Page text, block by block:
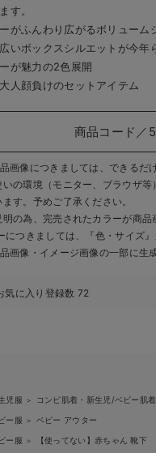
す。
がふんわり広がるボリューム
いボックスシルエットが今年
が魅力の2色展開
人顔負けのセットアイテム
商品コード／
画像につきましては、できるだ
いの環境（モニター、ブラウザ
す。予めご了承ください。
の為、完売されたカラーが商
につきましては、『色・サイズ
画像・イメージ画像の一部に生
気に入り登録数 72
児服 ＞ コンビ肌着・新生児/ベビー肌着
ー服 ＞ ベビー アウター
ー服 ＞ 【使ってない】赤ちゃん 靴下